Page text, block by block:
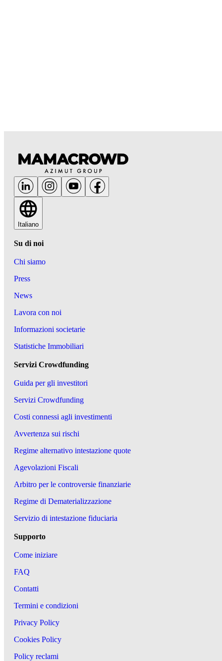
Italiano
Su di noi
Chi siamo
Press
News
Lavora con noi
Informazioni societarie
Statistiche Immobiliari
Servizi Crowdfunding
Guida per gli investitori
Servizi Crowdfunding
Costi connessi agli investimenti
Avvertenza sui rischi
Regime alternativo intestazione quote
Agevolazioni Fiscali
Arbitro per le controversie finanziarie
Regime di Dematerializzazione
Servizio di intestazione fiduciaria
Supporto
Come iniziare
FAQ
Contatti
Termini e condizioni
Privacy Policy
Cookies Policy
Policy reclami